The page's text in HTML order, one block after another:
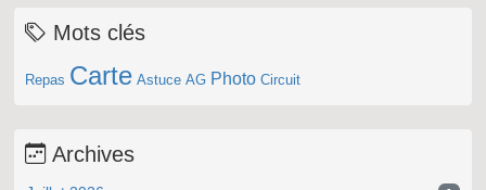
Mots clés
Repas Carte Astuce AG Photo Circuit
Archives